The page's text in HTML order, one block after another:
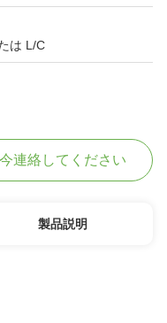
は L/C
今連絡してください
製品説明